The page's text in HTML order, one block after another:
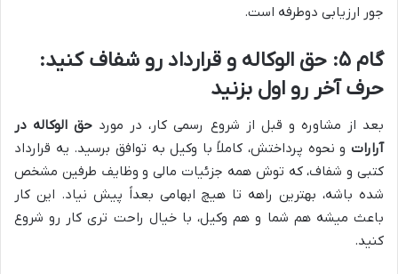
جور ارزیابی دوطرفه است.
گام ۵: حق الوکاله و قرارداد رو شفاف کنید:
حرف آخر رو اول بزنید
بعد از مشاوره و قبل از شروع رسمی کار، در مورد حق الوکاله در
آرارات و نحوه پرداختش، کاملاً با وکیل به توافق برسید. یه قرارداد
کتبی و شفاف، که توش همه جزئیات مالی و وظایف طرفین مشخص
شده باشه، بهترین راهه تا هیچ ابهامی بعداً پیش نیاد. این کار
باعث میشه هم شما و هم وکیل، با خیال راحت تری کار رو شروع
کنید.